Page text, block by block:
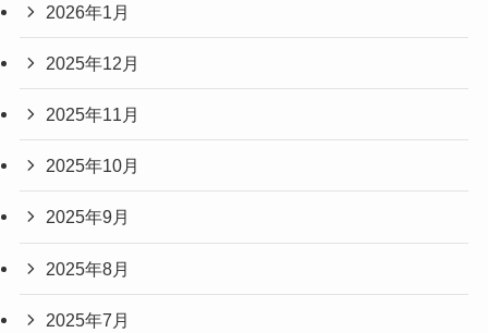
2026年1月
2025年12月
2025年11月
2025年10月
2025年9月
2025年8月
2025年7月